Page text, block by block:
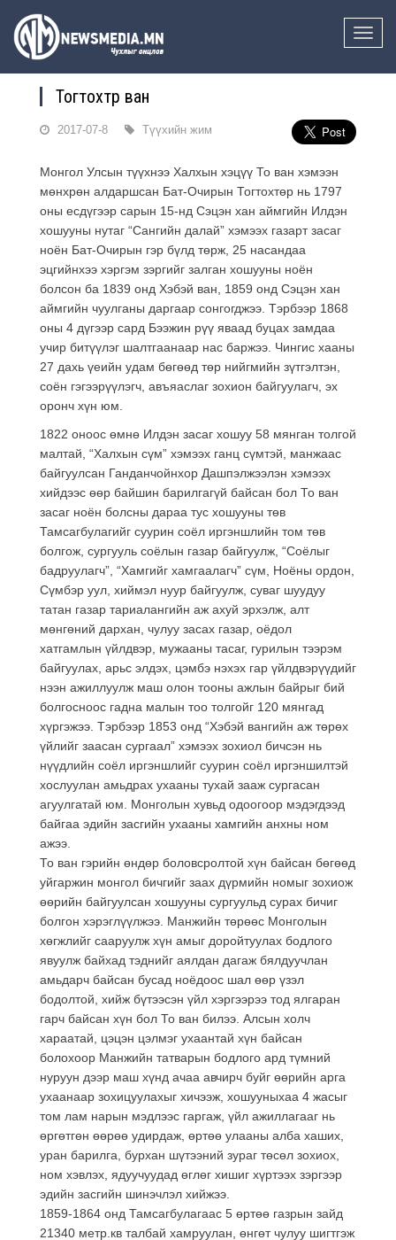
Toggle
Тогтохтөр ван
2017-07-8 Түүхийн жим
Монгол Улсын түүхнээ Халхын хэцүү То ван хэмээн
мөнхрөн алдаршсан Бат-Очирын Тогтохтөр нь 1797
оны есдүгээр сарын 15-нд Сэцэн хан аймгийн Илдэн
хошууны нутаг “Сангийн далай” хэмээх газарт засаг
ноён Бат-Очирын гэр бүлд төрж, 25 насандаа
эцгийнхээ хэргэм зэргийг залган хошууны ноён
болсон ба 1839 онд Хэбэй ван, 1859 онд Сэцэн хан
аймгийн чуулганы даргаар сонгогджээ. Тэрбээр 1868
оны 4 дүгээр сард Бээжин рүү яваад буцах замдаа
учир битүүлэг шалтгаанаар нас баржээ. Чингис хааны
27 дахь үеийн удам бөгөөд төр нийгмийн зүтгэлтэн,
соён гэгээрүүлэгч, авъяаслаг зохион байгуулагч, эх
оронч хүн юм.
1822 оноос өмнө Илдэн засаг хошуу 58 мянган толгой
малтай, “Халхын сүм” хэмээх ганц сүмтэй, манжаас
байгуулсан Ганданчойнхор Дашпэлжээлэн хэмээх
хийдээс өөр байшин барилгагүй байсан бол То ван
засаг ноён болсны дараа тус хошууны төв
Тамсагбулагийг суурин соёл иргэншлийн том төв
болгож, сургууль соёлын газар байгуулж, “Соёлыг
бадруулагч”, “Хамгийг хамгаалагч” сүм, Ноёны ордон,
Сүмбэр уул, хиймэл нуур байгуулж, суваг шуудуу
татан газар тариалангийн аж ахуй эрхэлж, алт
мөнгөний дархан, чулуу засах газар, оёдол
хатгамлын үйлдвэр, мужааны тасаг, гурилын тээрэм
байгуулах, арьс элдэх, цэмбэ нэхэх гар үйлдвэрүүдийг
нээн ажиллуулж маш олон тооны ажлын байрыг бий
болгосноос гадна малын тоо толгойг 120 мянгад
хүргэжээ. Тэрбээр 1853 онд “Хэбэй вангийн аж төрөх
үйлийг заасан сургаал” хэмээх зохиол бичсэн нь
нүүдлийн соёл иргэншлийг суурин соёл иргэншилтэй
хослуулан амьдрах ухааны тухай зааж сургасан
агуулгатай юм. Монголын хувьд одоогоор мэдэгдээд
байгаа эдийн засгийн ухааны хамгийн анхны ном
ажээ.
То ван гэрийн өндөр боловсролтой хүн байсан бөгөөд
уйгаржин монгол бичгийг заах дүрмийн номыг зохиож
өөрийн байгуулсан хошууны сургуульд сурах бичиг
болгон хэрэглүүлжээ. Манжийн төрөөс Монголын
хөгжлийг сааруулж хүн амыг доройтуулах бодлого
явуулж байхад тэднийг аялдан дагаж бялдуучлан
амьдарч байсан бусад ноёдоос шал өөр үзэл
бодолтой, хийж бүтээсэн үйл хэргээрээ тод ялгаран
гарч байсан хүн бол То ван билээ. Алсын холч
хараатай, цэцэн цэлмэг ухаантай хүн байсан
болохоор Манжийн татварын бодлого ард түмний
нуруун дээр маш хүнд ачаа авчирч буйг өөрийн арга
ухаанаар зохицуулахыг хичээж, хошууныхаа 4 жасыг
том лам нарын мэдлээс гаргаж, үйл ажиллагааг нь
өргөтгөн өөрөө удирдаж, өртөө улааны алба хаших,
уран барилга, бурхан шүтээний зураг төсөл зохиох,
ном хэвлэх, ядуучуудад өглөг хишиг хүртээх зэргээр
эдийн засгийн шинэчлэл хийжээ.
1859-1864 онд Тамсагбулагаас 5 өртөө газрын зайд
21340 метр.кв талбай хамруулан, өнгөт чулуу шигтгэж